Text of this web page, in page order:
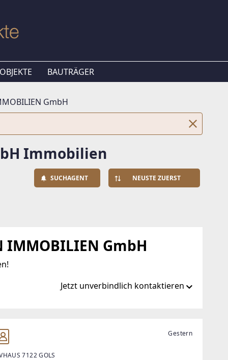
BAUTRÄGER
GmbH
Immobilien
SUCHAGENT NEUSTE ZUERST
IMMOBILIEN GmbH
Jetzt unverbindlich kontaktieren
Gestern
7122 GOLS